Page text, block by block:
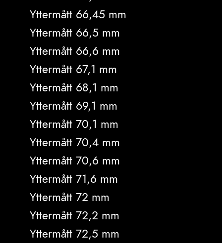
Yttermått 66,45 mm
Yttermått 66,5 mm
Yttermått 66,6 mm
Yttermått 67,1 mm
Yttermått 68,1 mm
Yttermått 69,1 mm
Yttermått 70,1 mm
Yttermått 70,4 mm
Yttermått 70,6 mm
Yttermått 71,6 mm
Yttermått 72 mm
Yttermått 72,2 mm
Yttermått 72,5 mm